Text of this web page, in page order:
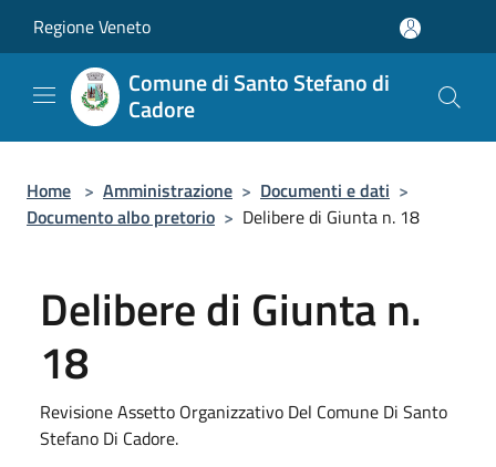
Regione Veneto
Comune di Santo Stefano di
Cadore
Home > Amministrazione > Documenti e dati >
Documento albo pretorio > Delibere di Giunta n. 18
Delibere di Giunta n.
18
Revisione Assetto Organizzativo Del Comune Di Santo
Stefano Di Cadore.